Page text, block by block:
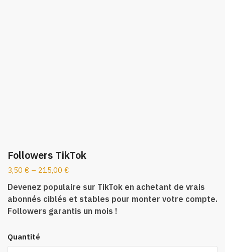
Followers TikTok
3,50 € – 215,00 €
Devenez populaire sur TikTok en achetant de vrais
abonnés ciblés et stables pour monter votre compte.
Followers garantis un mois !
Quantité